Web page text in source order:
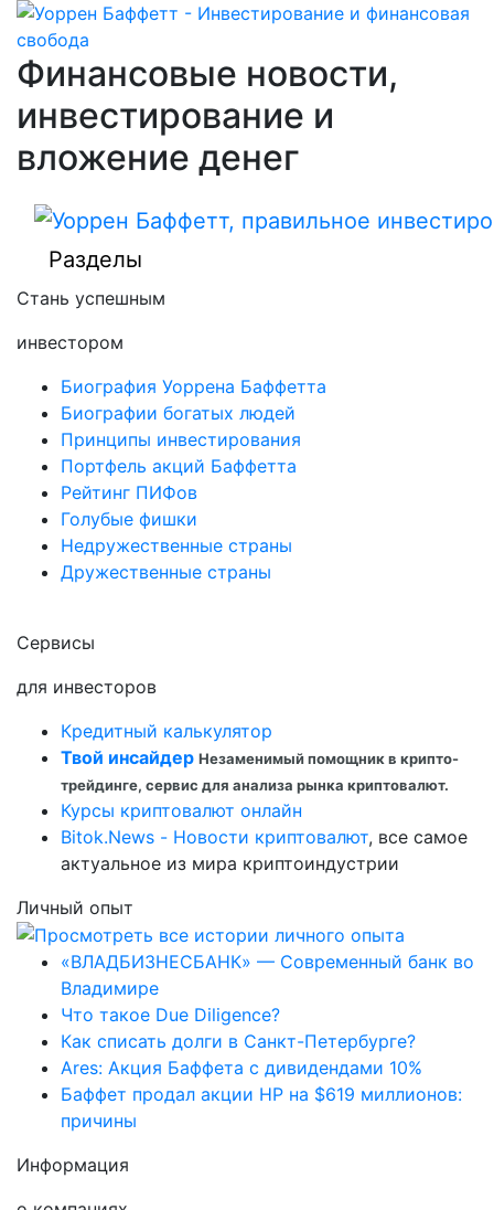
Финансовые новости,
инвестирование и
вложение денег
Разделы
Стань успешным
инвестором
Биография Уоррена Баффетта
Биографии богатых людей
Принципы инвестирования
Портфель акций Баффетта
Рейтинг ПИФов
Голубые фишки
Недружественные страны
Дружественные страны
Сервисы
для инвесторов
Кредитный калькулятор
Твой инсайдер Незаменимый помощник в крипто-
трейдинге, сервис для анализа рынка криптовалют.
Курсы криптовалют онлайн
Bitok.News - Новости криптовалют, все самое
актуальное из мира криптоиндустрии
Личный опыт
«ВЛАДБИЗНЕСБАНК» — Современный банк во
Владимире
Что такое Due Diligence?
Как списать долги в Санкт-Петербурге?
Ares: Акция Баффета с дивидендами 10%
Баффет продал акции HP на $619 миллионов:
причины
Информация